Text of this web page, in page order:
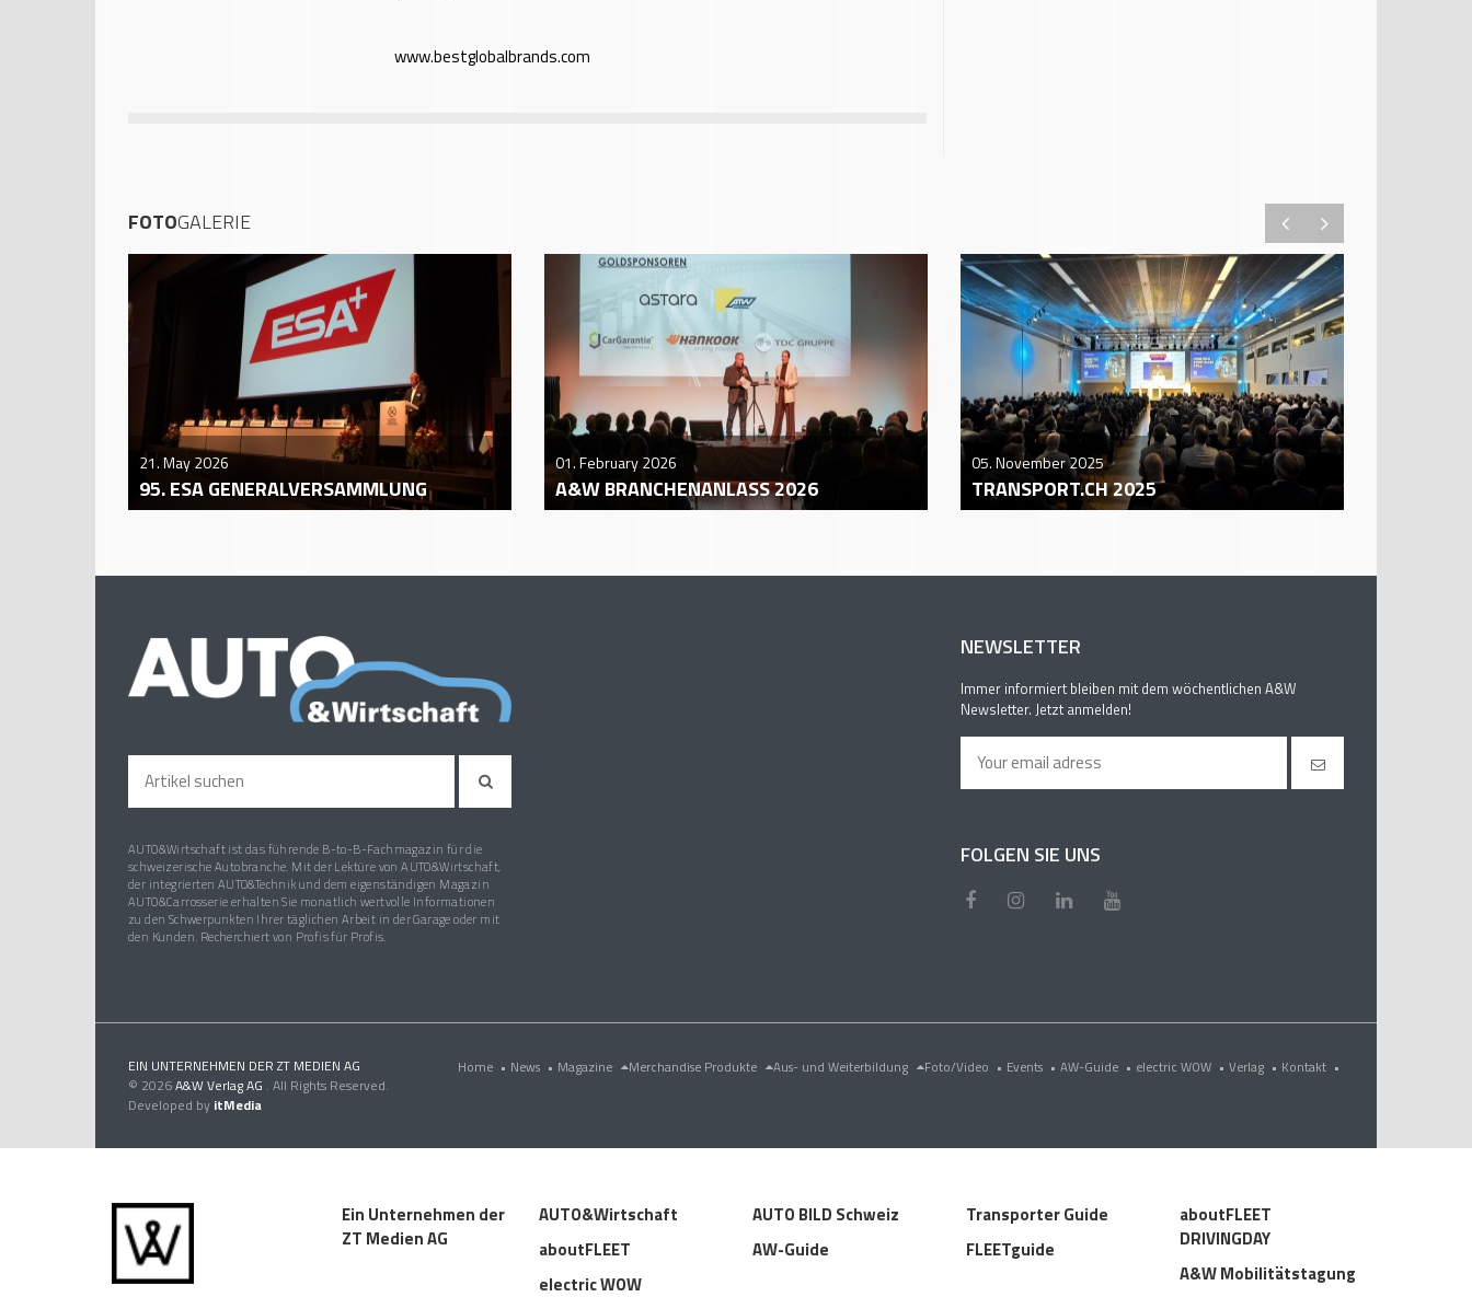
www.bestglobalbrands.com
FOTOGALERIE
21. May 2026
95. ESA GENERALVERSAMMLUNG
01. February 2026
A&W BRANCHENANLASS 2026
05. November 2025
TRANSPORT.CH 2025
AUTO&Wirtschaft ist das führende B-to-B-Fachmagazin für die
schweizerische Autobranche. Mit der Lektüre von AUTO&Wirtschaft,
der integrierten AUTO&Technik und dem eigenständigen Magazin
AUTO&Carrosserie erhalten Sie monatlich wertvolle Informationen
zu den Schwerpunkten Ihrer täglichen Arbeit in der Garage oder mit
den Kunden. Recherchiert von Profis für Profis.
NEWSLETTER
Immer informiert bleiben mit dem wöchentlichen A&W
Newsletter. Jetzt anmelden!
FOLGEN SIE UNS
EIN UNTERNEHMEN DER ZT MEDIEN AG
© 2026A&W Verlag AG . All Rights Reserved.
Developed by itMedia
Home • News • Magazine Merchandise Produkte Aus- und Weiterbildung Foto/Video • Events • AW-Guide • electric WOW • Verlag • Kontakt •
Ein Unternehmen der
ZT Medien AG
AUTO&Wirtschaft
aboutFLEET
electric WOW
AUTO BILD Schweiz
AW-Guide
Transporter Guide
FLEETguide
aboutFLEET
DRIVINGDAY
A&W Mobilitätstagung